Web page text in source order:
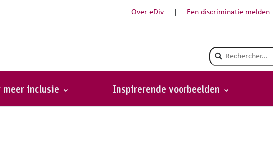
Over eDiv
Een discriminatie melden
Champ de recherche
meer inclusie Inspirerende voorbeelden